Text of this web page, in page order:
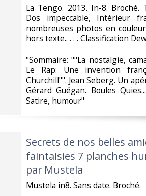
‎La Tengo. 2013. In-8.
Dos impeccable, Intérieur
nombreuses photos en
hors texte.. . . . Classification
‎"Sommaire: ""La nostalgie,
Le Rap: Une invention
Churchill"". Jean Seberg. Un
Gérard Guégan. Boules
Satire, humour"‎
‎Secrets de nos belles
faintaisies 7 planches
par Mustela‎
‎Mustela in8. Sans date. Broché.‎